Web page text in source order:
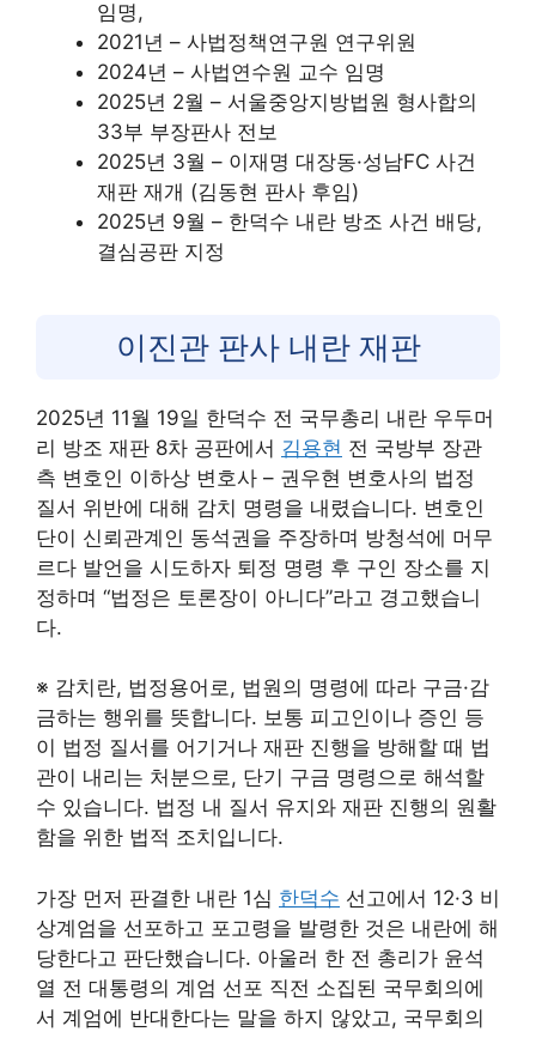
임명,
2021년 – 사법정책연구원 연구위원
2024년 – 사법연수원 교수 임명
2025년 2월 – 서울중앙지방법원 형사합의
33부 부장판사 전보
2025년 3월 – 이재명 대장동·성남FC 사건
재판 재개 (김동현 판사 후임)
2025년 9월 – 한덕수 내란 방조 사건 배당,
결심공판 지정
이진관 판사 내란 재판
2025년 11월 19일 한덕수 전 국무총리 내란 우두머
리 방조 재판 8차 공판에서 김용현 전 국방부 장관
측 변호인 이하상 변호사 – 권우현 변호사의 법정
질서 위반에 대해 감치 명령을 내렸습니다. 변호인
단이 신뢰관계인 동석권을 주장하며 방청석에 머무
르다 발언을 시도하자 퇴정 명령 후 구인 장소를 지
정하며 “법정은 토론장이 아니다”라고 경고했습니
다.
※ 감치란, 법정용어로, 법원의 명령에 따라 구금·감
금하는 행위를 뜻합니다. 보통 피고인이나 증인 등
이 법정 질서를 어기거나 재판 진행을 방해할 때 법
관이 내리는 처분으로, 단기 구금 명령으로 해석할
수 있습니다. 법정 내 질서 유지와 재판 진행의 원활
함을 위한 법적 조치입니다.
가장 먼저 판결한 내란 1심 한덕수 선고에서 12·3 비
상계엄을 선포하고 포고령을 발령한 것은 내란에 해
당한다고 판단했습니다. 아울러 한 전 총리가 윤석
열 전 대통령의 계엄 선포 직전 소집된 국무회의에
서 계엄에 반대한다는 말을 하지 않았고, 국무회의